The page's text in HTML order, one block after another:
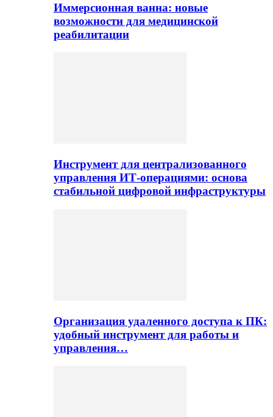
Иммерсионная ванна: новые
возможности для медицинской
реабилитации
Инструмент для централизованного
управления ИТ-операциями: основа
стабильной цифровой инфраструктуры
Организация удаленного доступа к ПК:
удобный инструмент для работы и
управления…